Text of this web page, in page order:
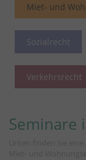
Miet- und
Sozialrecht
Verkehrsrecht
Seminare